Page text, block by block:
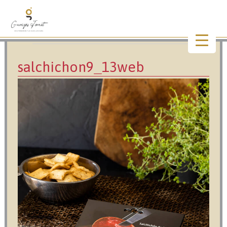
Imagen anterior
salchichon9_13web